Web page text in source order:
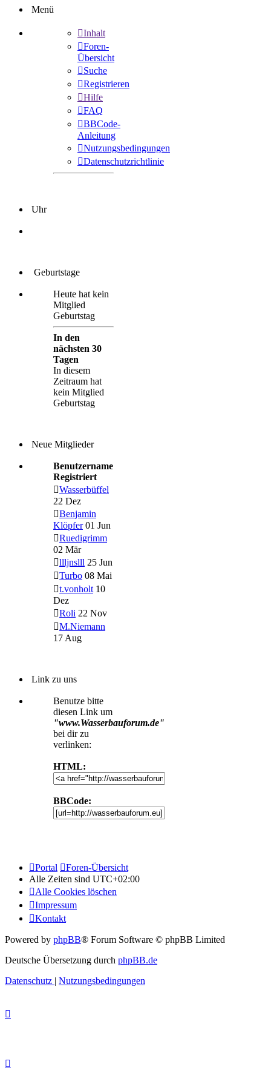
Menü
Inhalt
Foren-
Übersicht
Suche
Registrieren
Hilfe
FAQ
BBCode-
Anleitung
Nutzungsbedingungen
Datenschutzrichtlinie
Uhr
Geburtstage
Heute hat kein
Mitglied
Geburtstag
In den
nächsten 30
Tagen
In diesem
Zeitraum hat
kein Mitglied
Geburtstag
Neue Mitglieder
Benutzername
Registriert
Wasserbüffel
22 Dez
Benjamin
Klöpfer 01 Jun
Ruedigrimm
02 Mär
llljnslll 25 Jun
Turbo 08 Mai
t.vonholt 10
Dez
Roli 22 Nov
M.Niemann
17 Aug
Link zu uns
Benutze bitte
diesen Link um
"www.Wasserbauforum.de"
bei dir zu
verlinken:
HTML:
BBCode:
Portal
Foren-Übersicht
Alle Zeiten sind UTC+02:00
Alle Cookies löschen
Impressum
Kontakt
Powered by phpBB® Forum Software © phpBB Limited
Deutsche Übersetzung durch phpBB.de
Datenschutz | Nutzungsbedingungen